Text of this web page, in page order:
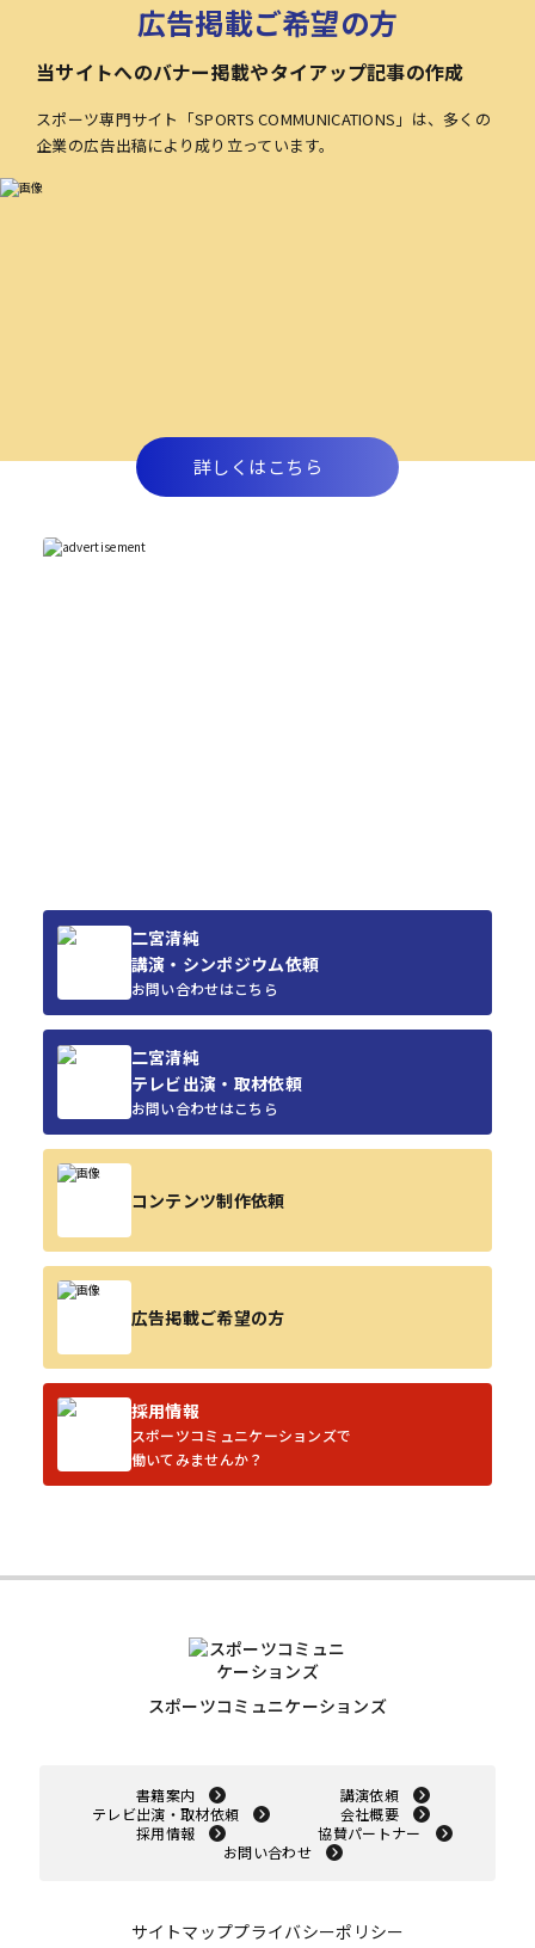
広告掲載ご希望の方
当サイトへのバナー掲載やタイアップ記事の作成
スポーツ専門サイト「SPORTS COMMUNICATIONS」は、多くの
企業の広告出稿により成り立っています。
詳しくはこちら
二宮清純
講演・シンポジウム依頼
お問い合わせはこちら
二宮清純
テレビ出演・取材依頼
お問い合わせはこちら
コンテンツ制作依頼
広告掲載ご希望の方
採用情報
スポーツコミュニケーションズで
働いてみませんか？
スポーツコミュニケーションズ
書籍案内
講演依頼
テレビ出演・取材依頼
会社概要
採用情報
協賛パートナー
お問い合わせ
サイトマッププライバシーポリシー